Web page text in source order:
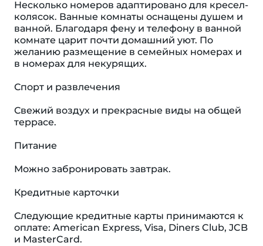
Несколько номеров адаптировано для кресел-
колясок. Ванные комнаты оснащены душем и
ванной. Благодаря фену и телефону в ванной
комнате царит почти домашний уют. По
желанию размещение в семейных номерах и
в номерах для некурящих.
Спорт и развлечения
Свежий воздух и прекрасные виды на общей
террасе.
Питание
Можно забронировать завтрак.
Кредитные карточки
Следующие кредитные карты принимаются к
оплате: American Express, Visa, Diners Club, JCB
и MasterCard.